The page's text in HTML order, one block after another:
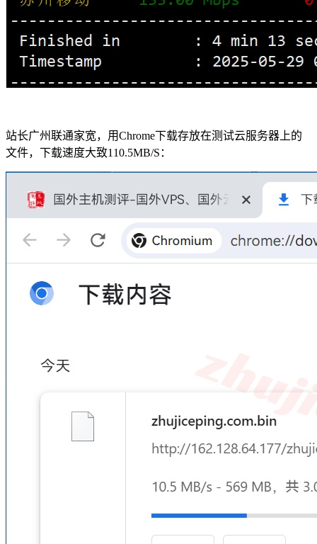
站长广州联通家宽，用Chrome下载存放在测试云服务器上的
文件，下载速度大致110.5MB/S：